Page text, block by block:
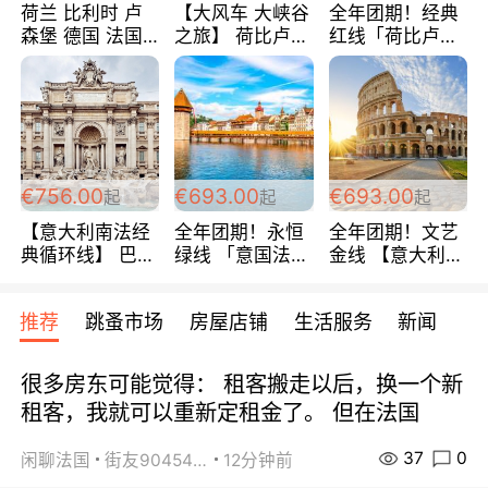
荷兰 比利时 卢
森堡 德国 法国
超爽玩遍西欧 循
环线 全程四星宾
馆 108欧/人/天
【大风车 大峡谷
之旅】 荷比卢德
法 巴黎上下 经
典五国四日游
488欧/人
全年团期！经典
红线「荷比卢德
法」七天循环 五
国 仅售99欧/人/
天！巴黎上下！
包拼房~
€756.00起
【意大利南法经
典循环线】 巴黎
宾馆 108欧/天起
全程756欧/位
€693.00起
全年团期！永恒
绿线 「意国法
欧/天起 ~包拼房
€693.00起
全年团期！文艺
金线 【意大利一
每周铁发！
推荐 跳蚤市场 房屋店铺 生活服务 新闻
很多房东可能觉得： 租客搬走以后，换一个新
租客，我就可以重新定租金了。 但在法国
闲聊法国 街友90454511 12分钟前 37 0